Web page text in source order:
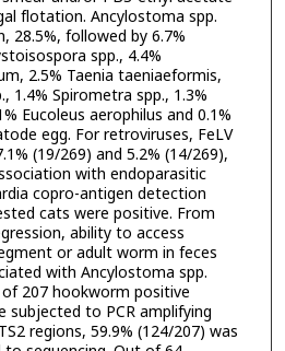
flotation. Ancylostoma spp.
28.5%, followed by 6.7%
spp., 4.4%
2.5% Taenia taeniaeformis,
1.4% Spirometra spp., 1.3%
Eucoleus aerophilus and 0.1%
egg. For retroviruses, FeLV
(19/269) and 5.2% (14/269),
with endoparasitic
copro-antigen detection
cats were positive. From
ability to access
or adult worm in feces
with Ancylostoma spp.
207 hookworm positive
subjected to PCR amplifying
regions, 59.9% (124/207) was